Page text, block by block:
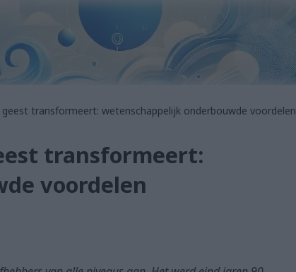
transformeert: wetenschappelijk onderbouwde voordelen
transformeert:
voordelen